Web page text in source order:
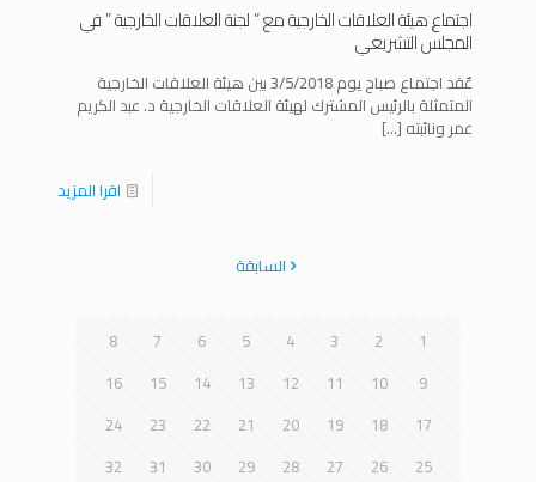
اجتماع هيئة العلاقات الخارجية مع ” لجنة العلاقات الخارجية ” في
المجلس التشريعي
عٌقد اجتماع صباح يوم 3/5/2018 بين هيئة العلاقات الخارجية
المتمثلة بالرئيس المشترك لهيئة العلاقات الخارجية د. عبد الكريم
عمر ونائبته […]
اقرا المزيد
السابقة
1
2
3
4
5
6
7
8
9
10
11
12
13
14
15
16
17
18
19
20
21
22
23
24
25
26
27
28
29
30
31
32